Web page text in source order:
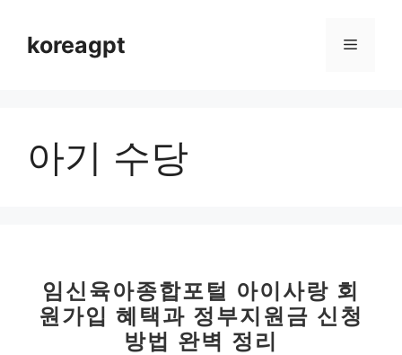
koreagpt 메
아기 수당
임신육아종합포털 아이사랑 회
원가입 혜택과 정부지원금 신청
방법 완벽 정리